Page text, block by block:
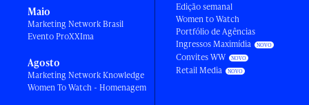
Maio
Marketing Network Brasil
Evento ProXXIma
Agosto
Marketing Network Knowledge
Women To Watch - Homenagem
Edição semanal
Women to Watch
Portfólio de Agências
Ingressos Maximídia
Convites WW
Retail Media